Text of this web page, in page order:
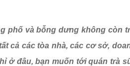
và bỗng dưng không còn
cả các tòa nhà, các cơ sở,
ở đâu, bạn muốn tới quán trà